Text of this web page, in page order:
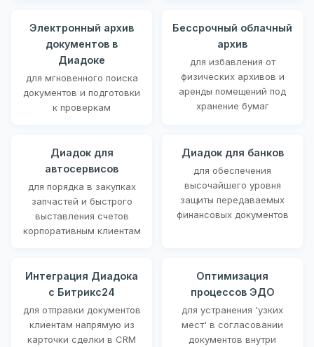
Электронный архив
документов в
Диадоке
для мгновенного поиска
документов и подготовки
к проверкам
Бессрочный облачный
архив
для избавления от
физических архивов и
аренды помещений под
хранение бумаг
Диадок для
автосервисов
для порядка в закупках
запчастей и быстрого
выставления счетов
корпоративным клиентам
Диадок для банков
для обеспечения
высочайшего уровня
защиты передаваемых
финансовых документов
Интеграция Диадока
с Битрикс24
для отправки документов
клиентам напрямую из
карточки сделки в CRM
Оптимизация
процессов ЭДО
для устранения 'узких
мест' в согласовании
документов внутри